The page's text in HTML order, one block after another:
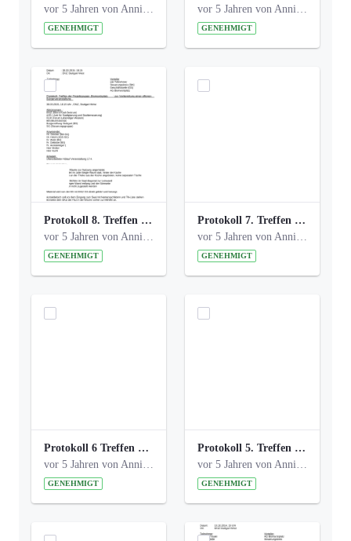
vor 5 Jahren von Anni Schlumberger
GENEHMIGT
vor 5 Jahren von Anni Schlumberger
GENEHMIGT
Protokoll 8. Treffen 20150330 AG Bismarckplatz.pdf
vor 5 Jahren von Anni Schlumberger
GENEHMIGT
Protokoll 7. Treffen 20150308 AG Bismarckplatz.pdf
vor 5 Jahren von Anni Schlumberger
GENEHMIGT
Protokoll 6 Treffen 20150205 AG Bismarckplatz.pdf
vor 5 Jahren von Anni Schlumberger
GENEHMIGT
Protokoll 5. Treffen 20141208 AG Bismarkplatz.pdf
vor 5 Jahren von Anni Schlumberger
GENEHMIGT